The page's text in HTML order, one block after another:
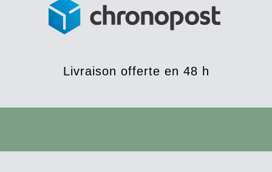
Livraison offerte en 48 h